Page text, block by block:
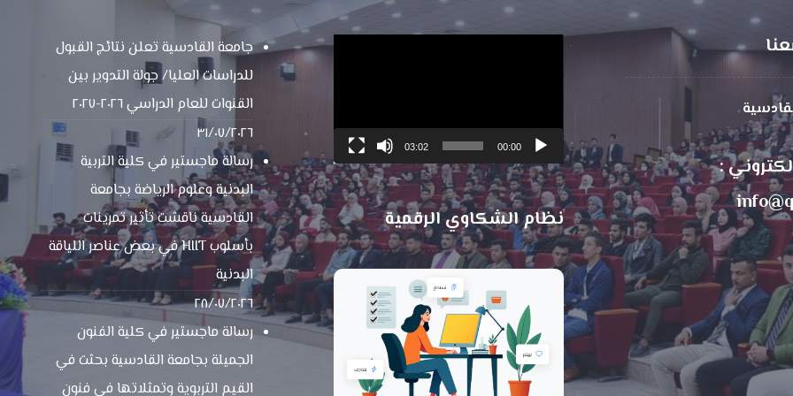
:
00:00
03:02
نظام الشكاوي الرقمية
جامعة القادسية تعلن نتائج القبول
للدراسات العليا/ جولة التدوير بين
القنوات للعام الدراسي ٢٠٢٦-٢٠٢٧
٣١/٠٧/٢٠٢٦
رسالة ماجستير في كلية التربية
البدنية وعلوم الرياضة بجامعة
القادسية ناقشت تأثير تمرينات
بأسلوب HIIT في بعض عناصر اللياقة
البدنية
٢٨/٠٧/٢٠٢٦
رسالة ماجستير في كلية الفنون
الجميلة بجامعة القادسية بحثت في
القيم التربوية وتمثلاتها في فنون